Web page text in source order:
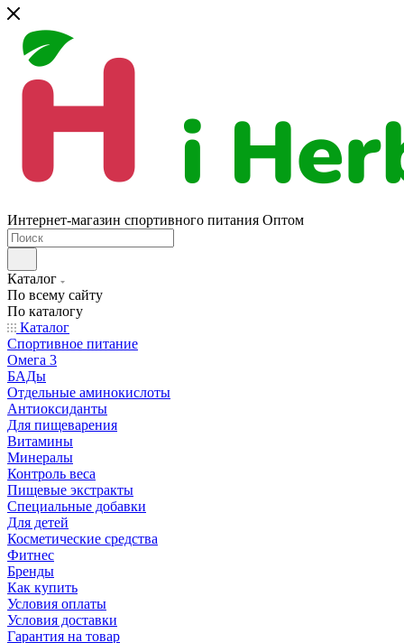
Интернет-магазин спортивного питания Оптом
Каталог
По всему сайту
По каталогу
Каталог
Спортивное питание
Омега 3
БАДы
Отдельные аминокислоты
Антиоксиданты
Для пищеварения
Витамины
Минералы
Контроль веса
Пищевые экстракты
Специальные добавки
Для детей
Косметические средства
Фитнес
Бренды
Как купить
Условия оплаты
Условия доставки
Гарантия на товар